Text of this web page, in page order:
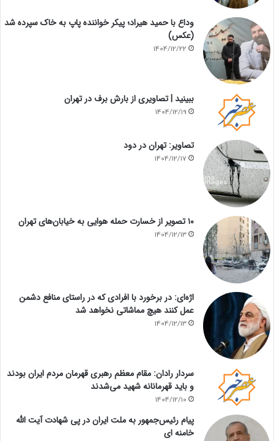
وداع با حمید هیراد؛ پیکر خواننده پاپ به خاک سپرده شد
(عکس)
1404/12/22
ببینید | تصاویری از بارش برف در تهران
1404/12/19
تصاویر: تهران در دود
1404/12/17
۱۰ تصویر از خسارت حمله هوایی به خیابان‌های تهران
1404/12/13
اژه‌ای: در برخورد با افرادی که در راستای منافع دشمن
عمل کنند هیچ مماشاتی نخواهد شد
1404/12/13
سردار رادان: مقام معظم رهبری قهرمان مردم ایران بودند
و باید قهرمانانه شهید می‌شدند
1404/12/10
پیام رئیس‌جمهور به ملت ایران در پی شهادت آیت الله
خامنه ای